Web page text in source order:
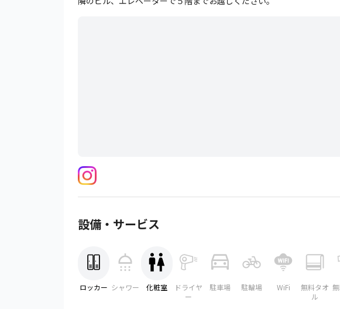
設備・サービス
ロッカー シャワー 化粧室
ドライヤ
ー
駐車場 駐輪場 WiFi
無料タオ
ル